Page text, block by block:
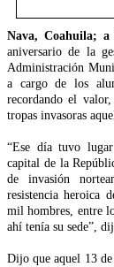
Nava, Coahuila;
aniversario de la
Administración
a cargo de los
recordando el
tropas invasoras
“Ese día tuvo
capital de la
de invasión
resistencia heroica
mil hombres, entre
ahí tenía su sede”,
Dijo que aquel 13